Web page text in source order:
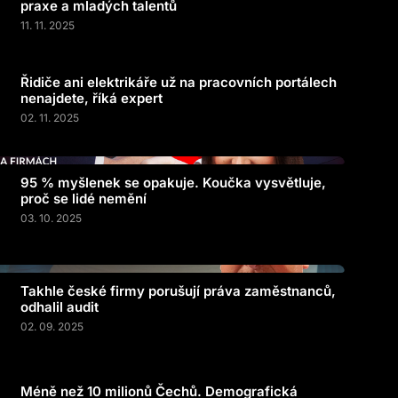
praxe a mladých talentů
11. 11. 2025
Řidiče ani elektrikáře už na pracovních portálech
nenajdete, říká expert
02. 11. 2025
95 % myšlenek se opakuje. Koučka vysvětluje,
proč se lidé nemění
03. 10. 2025
Takhle české firmy porušují práva zaměstnanců,
odhalil audit
02. 09. 2025
Méně než 10 milionů Čechů. Demografická